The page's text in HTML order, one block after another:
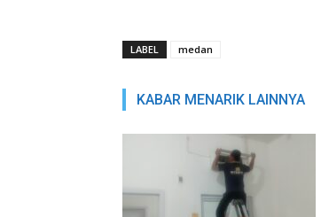
LABEL medan
KABAR MENARIK LAINNYA